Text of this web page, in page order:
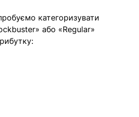
категоризувати
або «Regular»